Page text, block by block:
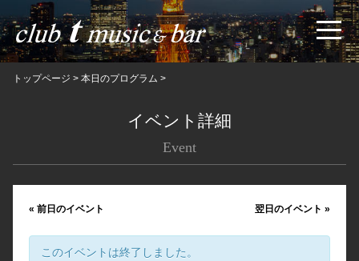
トップページ > 本日のプログラム >
イベント詳細
Event
« 前日のイベント 翌日のイベント»
このイベントは終了しました。